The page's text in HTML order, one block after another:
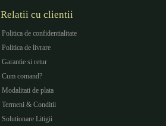
Relatii cu clientii
Politica de confidentialitate
Politica de livrare
Garantie si retur
Cum comand?
Modalitati de plata
Termeni & Conditii
Solutionare Litigii